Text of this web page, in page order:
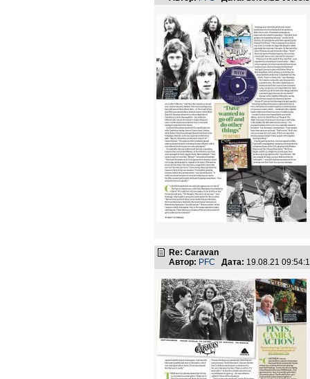
Re: Caravan
Автор: PFC Дата: 19.08.21